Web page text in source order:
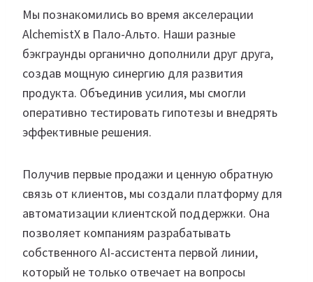
Мы познакомились во время акселерации
AlchemistX в Пало-Альто. Наши разные
бэкграунды органично дополнили друг друга,
создав мощную синергию для развития
продукта. Объединив усилия, мы смогли
оперативно тестировать гипотезы и внедрять
эффективные решения.
Получив первые продажи и ценную обратную
связь от клиентов, мы создали платформу для
автоматизации клиентской поддержки. Она
позволяет компаниям разрабатывать
собственного AI-ассистента первой линии,
который не только отвечает на вопросы